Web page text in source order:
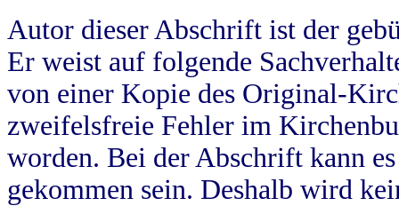
Autor dieser Abschrift ist der
Er weist auf folgende
von einer Kopie des Original-
zweifelsfreie Fehler im
worden. Bei der Abschrift kann
gekommen sein. Deshalb wird